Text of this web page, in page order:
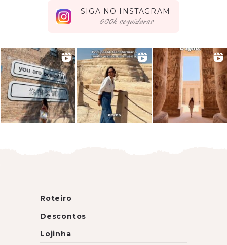
SIGA NO INSTAGRAM
seguidores
Roteiro
Descontos
Lojinha